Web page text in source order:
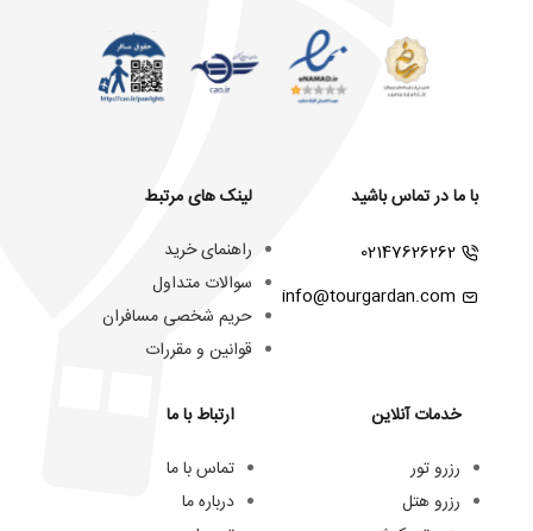
با ما در تماس باشید
02147626262
info@tourgardan.com
خدمات آنلاین
رزرو تور
رزرو هتل
لینک های مرتبط
راهنمای خرید
سوالات متداول
حریم شخصی مسافران
قوانین و مقررات
ارتباط با ما
تماس با ما
درباره ما